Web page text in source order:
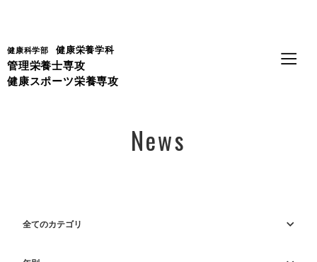
健康科学部 健康栄養学科
管理栄養士専攻
健康スポーツ栄養専攻
News
全てのカテゴリ